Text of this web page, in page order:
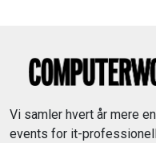
Vi samler hvert år mere
events for it-